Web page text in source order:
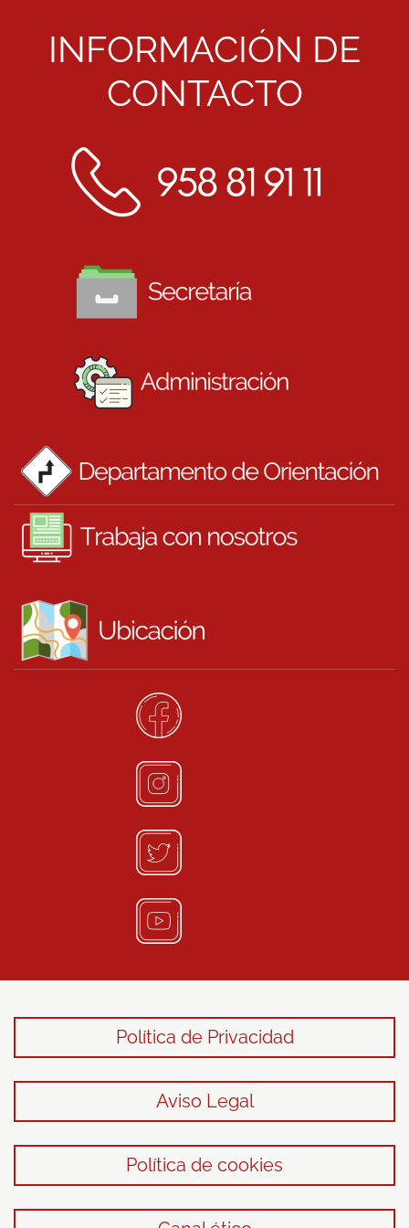
INFORMACIÓN DE
CONTACTO
Política de Privacidad
Aviso Legal
Política de cookies